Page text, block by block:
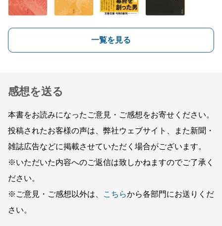
一覧を見る
感想を送る
本書をお読みになったご意見・ご感想をお寄せください。
投稿されたお客様の声は、弊社ウェブサイト、また新聞・
雑誌広告などに掲載させていただく場合がございます。
※いただいた内容へのご返信は致しかねますのでご了承く
ださい。
※ご意見・ご感想以外は、
こちらから各部門にお送りくだ
さい。